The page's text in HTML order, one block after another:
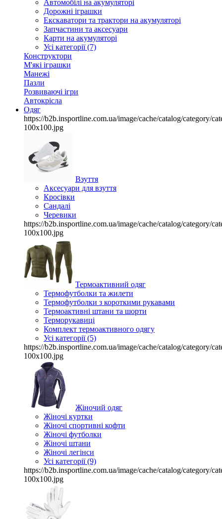
Автомобілі на акумуляторі
Дорожні іграшки
Екскаватори та трактори на акумуляторі
Запчастини та аксесуари
Карти на акумуляторі
Усі категорії (7)
Конструктори
М'які іграшки
Манежі
Пазли
Розвиваючі ігри
Автокрісла
Одяг
https://b2b.insportline.com.ua/image/cache/catalog/category/
100x100.jpg
Взуття
Аксесуари для взуття
Кросівки
Сандалі
Черевики
https://b2b.insportline.com.ua/image/cache/catalog/category/
100x100.jpg
Термоактивний одяг
Термофутболки та жилети
Термофутболки з короткими рукавами
Термоактивні штани та шорти
Терморукавиці
Комплект термоактивного одягу
Усі категорії (5)
https://b2b.insportline.com.ua/image/cache/catalog/category/
100x100.jpg
Жіночий одяг
Жіночі куртки
Жіночі спортивні кофти
Жіночі футболки
Жіночі штани
Жіночі легінси
Усі категорії (9)
https://b2b.insportline.com.ua/image/cache/catalog/category/
100x100.jpg